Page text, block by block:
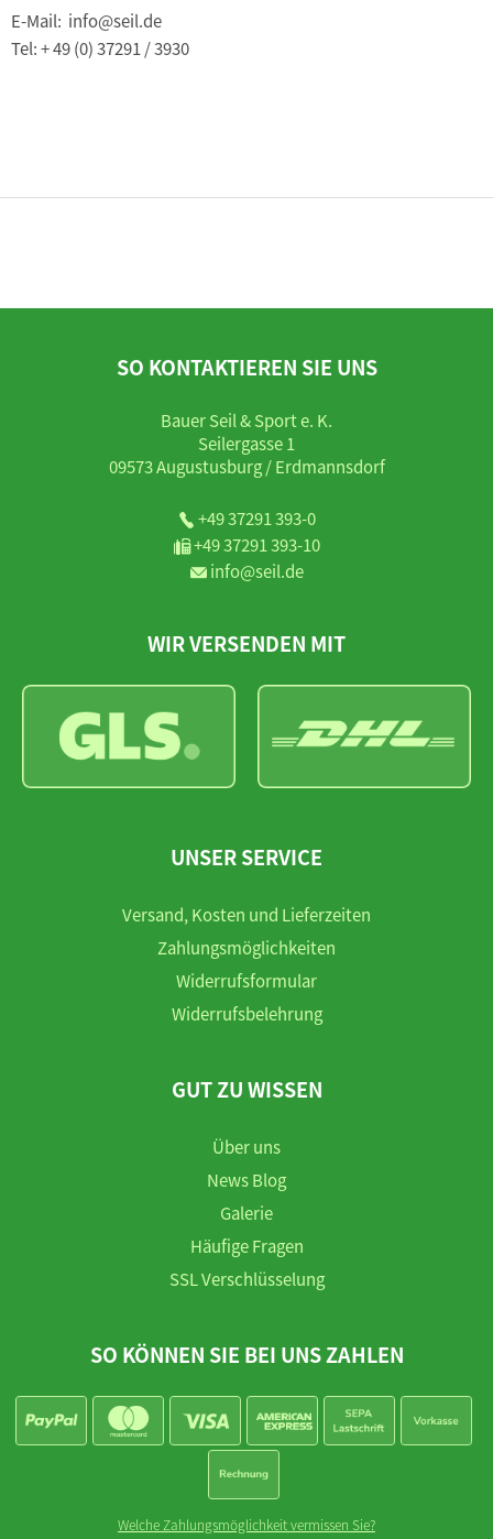
E-Mail: info@seil.de
Tel: + 49 (0) 37291 / 3930
SO KONTAKTIEREN SIE UNS
Bauer Seil & Sport e. K.
Seilergasse 1
09573 Augustusburg / Erdmannsdorf
+49 37291 393-0
+49 37291 393-10
info@seil.de
WIR VERSENDEN MIT
UNSER SERVICE
Versand, Kosten und Lieferzeiten
Zahlungsmöglichkeiten
Widerrufsformular
Widerrufsbelehrung
GUT ZU WISSEN
Über uns
News Blog
Galerie
Häufige Fragen
SSL Verschlüsselung
SO KÖNNEN SIE BEI UNS ZAHLEN
Welche Zahlungsmöglichkeit vermissen Sie?